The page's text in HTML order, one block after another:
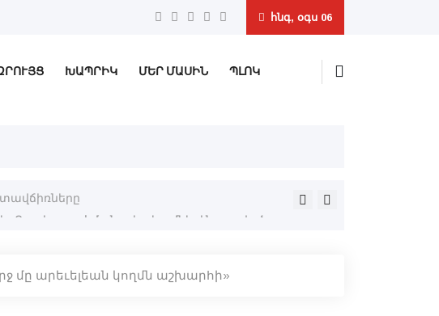
հնգ, օգս 06
ԽԱՊՐԻԿ ՄԵՐ ՄԱՍԻՆ
ՊԼՈԿ
Իրանն ու Օմանը
արեւելեան կողմն աշխարհի»